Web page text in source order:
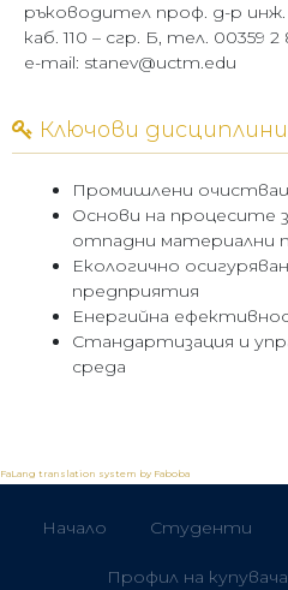
ръководител проф. д-р
каб. 110 – сгр. Б, тел. 00359 2
e-mail: stanev@uctm.edu
Ключови
Промишлени
Основи на процесите
отпадни материални
Екологично
предприятия
Енергийна
Стандартизация и
среда
FaLang translation system by Faboba
Начало Студенти
Профил на купувача